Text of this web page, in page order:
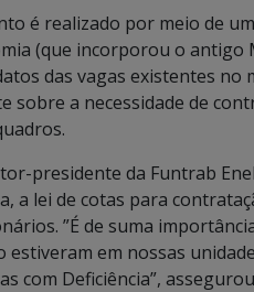
é realizado por meio de
(que incorporou o
das vagas existentes no
sobre a necessidade de
presidente da Funtrab
a lei de cotas para
”É de suma
estiveram em nossas
com Deficiência”,